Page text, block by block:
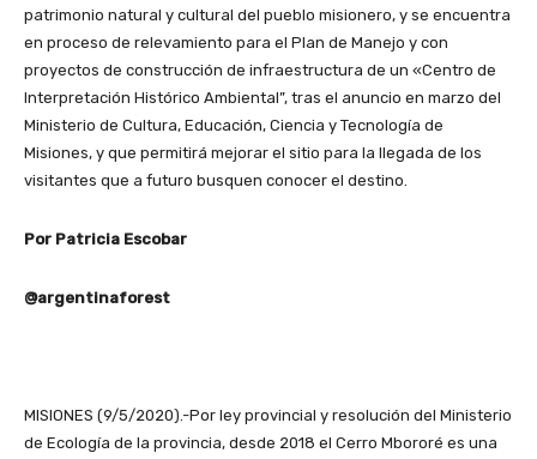
patrimonio natural y cultural del pueblo misionero, y se encuentra
en proceso de relevamiento para el Plan de Manejo y con
proyectos de construcción de infraestructura de un «Centro de
Interpretación Histórico Ambiental”, tras el anuncio en marzo del
Ministerio de Cultura, Educación, Ciencia y Tecnología de
Misiones, y que permitirá mejorar el sitio para la llegada de los
visitantes que a futuro busquen conocer el destino.
Por Patricia Escobar
@argentinaforest
MISIONES (9/5/2020).-Por ley provincial y resolución del Ministerio
de Ecología de la provincia, desde 2018 el Cerro Mbororé es una